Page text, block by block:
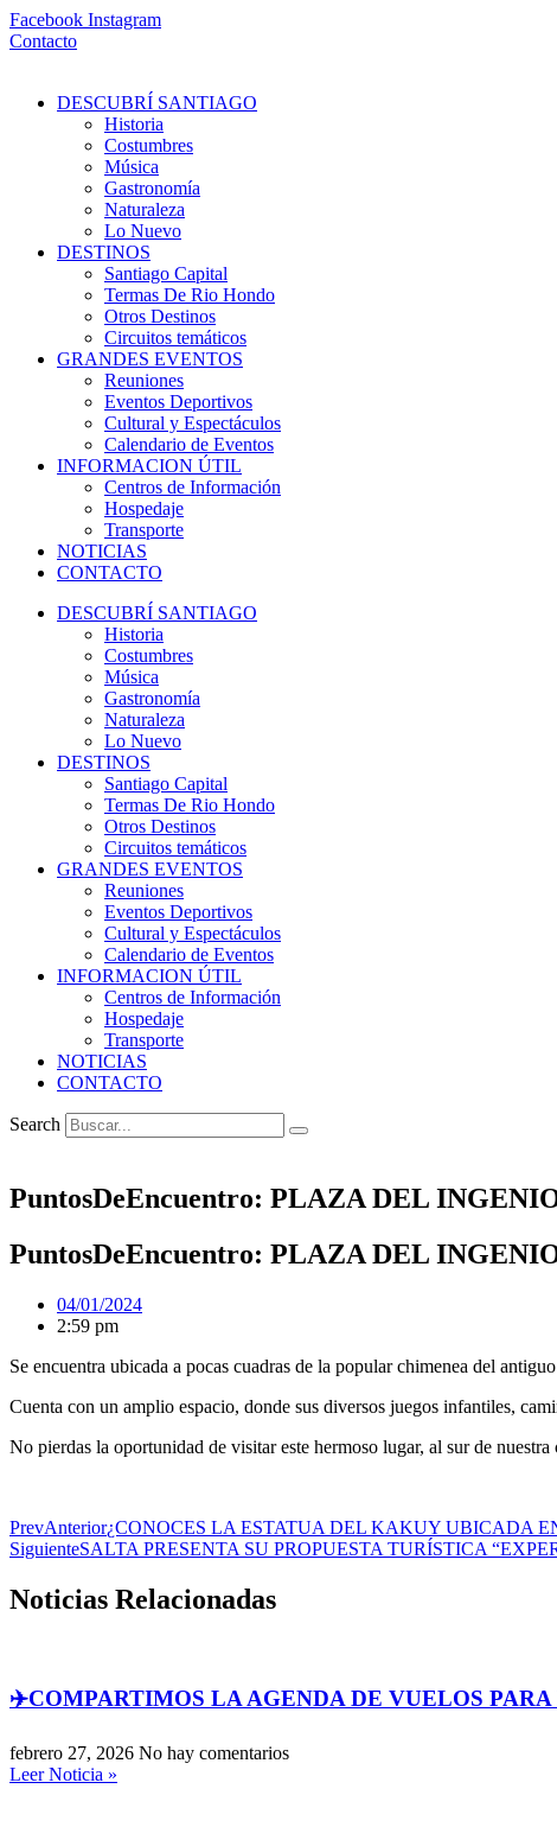
Ir
al
Facebook Instagram
Contacto
DESCUBRÍ SANTIAGO
Historia
Costumbres
Música
Gastronomía
Naturaleza
Lo Nuevo
DESTINOS
Santiago Capital
Termas De Rio Hondo
Otros Destinos
Circuitos temáticos
GRANDES EVENTOS
Reuniones
Eventos Deportivos
Cultural y Espectáculos
Calendario de Eventos
INFORMACION ÚTIL
Centros de Información
Hospedaje
Transporte
NOTICIAS
CONTACTO
DESCUBRÍ SANTIAGO
Historia
Costumbres
Música
Gastronomía
Naturaleza
Lo Nuevo
DESTINOS
Santiago Capital
Termas De Rio Hondo
Otros Destinos
Circuitos temáticos
GRANDES EVENTOS
Reuniones
Eventos Deportivos
Cultural y Espectáculos
Calendario de Eventos
INFORMACION ÚTIL
Centros de Información
Hospedaje
Transporte
NOTICIAS
CONTACTO
Search
PuntosDeEncuentro: PLAZA DEL
PuntosDeEncuentro: PLAZA DEL
04/01/2024
2:59 pm
Se encuentra ubicada a pocas cuadras de la popular chimenea del
Cuenta con un amplio espacio, donde sus diversos juegos infantiles,
No pierdas la oportunidad de visitar este hermoso lugar, al sur de nuestra
PrevAnterior¿CONOCES LA ESTATUA DEL KAKUY UBICADA
SiguienteSALTA PRESENTA SU PROPUESTA TURÍSTICA
Noticias Relacionadas
✈️COMPARTIMOS LA AGENDA DE VUELOS
febrero 27, 2026 No hay comentarios
Leer Noticia »